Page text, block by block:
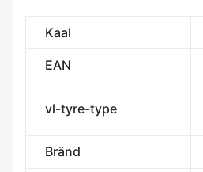
Kaal
EAN
vl-tyre-type
Bränd